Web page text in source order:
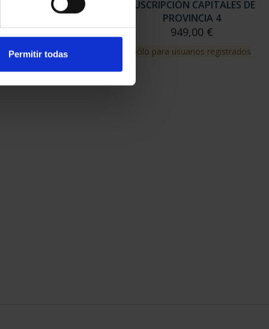
Permitir todas
CAPITALES DE
PROVINCIA 3
949,00 €
para usuarios registrados
SUSCRIPCIÓN CAPITALES DE
PROVINCIA 4
949,00 €
Sólo para usuarios registrados